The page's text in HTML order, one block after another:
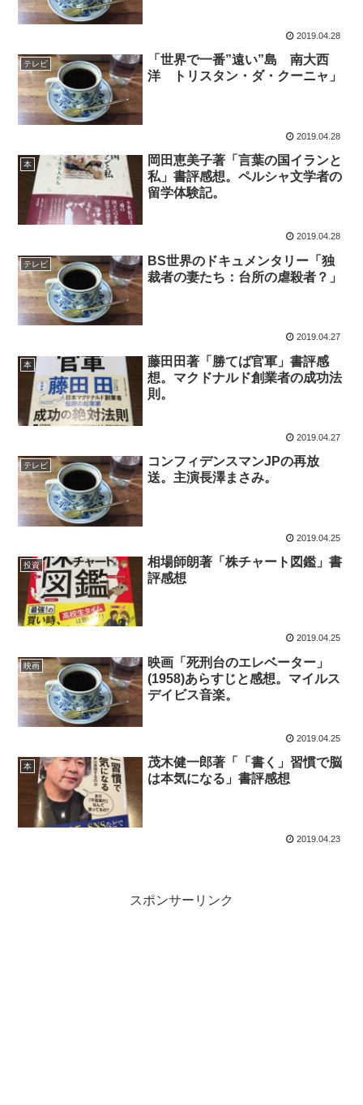
2019.04.28
テレビ
「世界で一番”遠い”島 南大西
洋 トリスタン・ダ・クーニャ」
2019.04.28
本
岡田恵美子著「言葉の国イランと
私」書評感想。ペルシャ文学者の
留学体験記。
2019.04.28
テレビ
BS世界のドキュメンタリー「独
裁者の妻たち：台所の虐殺者？」
2019.04.27
本
藤田田著「勝てば官軍」書評感
想。マクドナルド創業者の成功法
則。
2019.04.27
テレビ
コンフィデンスマンJPの再放
送。主演長澤まさみ。
2019.04.25
投資
相場師朗著「株チャート図鑑」書
評感想
2019.04.25
映画
映画「死刑台のエレベーター」
(1958)あらすじと感想。マイルス
デイビス音楽。
2019.04.25
本
茂木健一郎著「「書く」習慣で脳
は本気になる」書評感想
2019.04.23
スポンサーリンク